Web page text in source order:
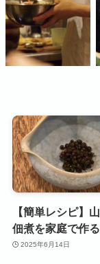
【簡単レシピ】
佃煮を家庭で作る
2025年6月14日